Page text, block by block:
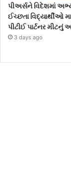
પીઅર્સને વિદેશમાં
ઈચ્છતા વિદ્યાર્થીઓ
પીટીઈ પાર્ટનર
3 days ago